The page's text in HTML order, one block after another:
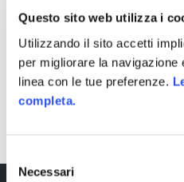
Questo sito web utilizza i
Utilizzando il sito accetti
per migliorare la navigazione
linea con le tue preferenze.
completa.
delNecessari